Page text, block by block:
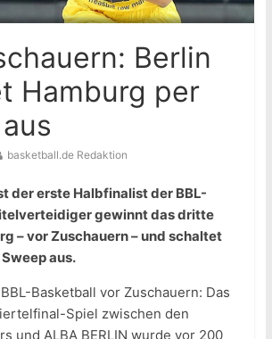
Berlin
Hamburg per
basketball.de Redaktion
der erste Halbfinalist der BBL-
gewinnt das dritte
– vor Zuschauern – und schaltet
aus.
Basketball vor Zuschauern: Das
Spiel zwischen den
und ALBA BERLIN wurde vor 200